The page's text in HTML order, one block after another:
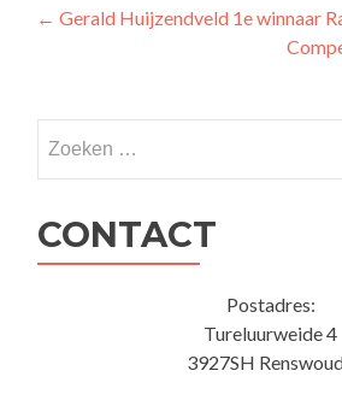
Bericht
← Gerald Huijzendveld 1e winnaar
naar:
CONTACT
Postadres:
Tureluurweide 4
3927SH